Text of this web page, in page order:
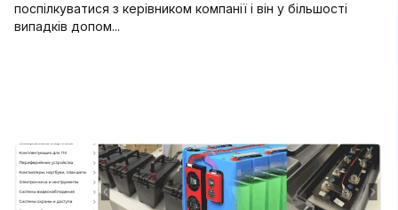
поспілкуватися з керівником компанії і він у більшості
випадків допом...